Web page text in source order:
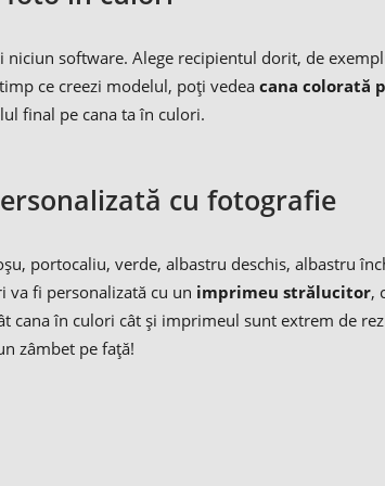
software. Alege recipientul dorit, de
ce creezi modelul, poți vedea cana colorată
final pe cana ta în culori.
cu fotografie
portocaliu, verde, albastru deschis, albastru
va fi personalizată cu un imprimeu strălucitor,
în culori cât și imprimeul sunt extrem de
zâmbet pe față!